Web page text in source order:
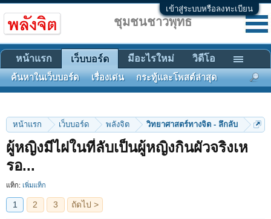
เข้าสู่ระบบหรือลงทะเบียน
หน้าแรก เว็บบอร์ด พลังจิต วิทยาศาสตร์ทางจิต - ลึกลับ
ผู้หญิงมีไฝในที่ลับเป็นผู้หญิงกินผัวจริงเห
รอ...
แท็ก: เพิ่มแท็ก
1 2 3 ถัดไป >
ชุมชนชาวพุทธ
หน้าแรก เว็บบอร์ด
ค้นหาในเว็บบอร์ด เรื่องเด่น กระทู้และโพสต์ล่าสุด
มีอะไรใหม่ วิดีโอ